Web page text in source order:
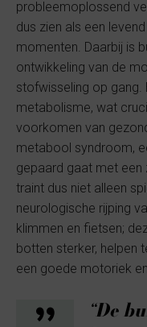
probleemoplossend
dus zien als een
momenten. Daarbij is
ontwikkeling van de
stofwisseling op gang.
metabolisme, wat
voorkomen van
metabool syndroom,
gepaard gaat met een
traint dus niet alleen
neurologische rijping
klimmen en fietsen;
botten sterker, helpen
een goede motoriek
“De